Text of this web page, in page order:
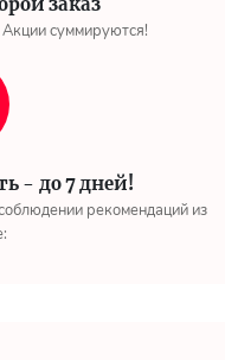
Акции суммируются!
- до 7 дней!
рекомендаций из